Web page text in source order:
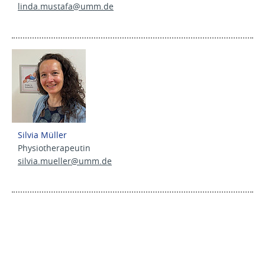
linda.mustafa@umm.de
Silvia Müller
Physiotherapeutin
silvia.mueller@umm.de